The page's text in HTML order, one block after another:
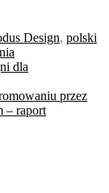
Design, polski
dla
przez
– raport